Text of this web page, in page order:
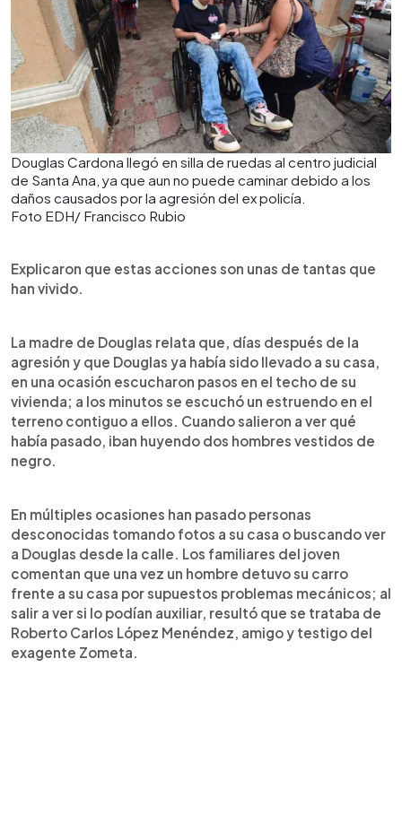
Douglas Cardona llegó en silla de ruedas al centro judicial
de Santa Ana, ya que aun no puede caminar debido a los
daños causados por la agresión del ex policía.
Foto EDH/ Francisco Rubio
Explicaron que estas acciones son unas de tantas que
han vivido.
La madre de Douglas relata que, días después de la
agresión y que Douglas ya había sido llevado a su casa,
en una ocasión escucharon pasos en el techo de su
vivienda; a los minutos se escuchó un estruendo en el
terreno contiguo a ellos. Cuando salieron a ver qué
había pasado, iban huyendo dos hombres vestidos de
negro.
En múltiples ocasiones han pasado personas
desconocidas tomando fotos a su casa o buscando ver
a Douglas desde la calle. Los familiares del joven
comentan que una vez un hombre detuvo su carro
frente a su casa por supuestos problemas mecánicos; al
salir a ver si lo podían auxiliar, resultó que se trataba de
Roberto Carlos López Menéndez, amigo y testigo del
exagente Zometa.